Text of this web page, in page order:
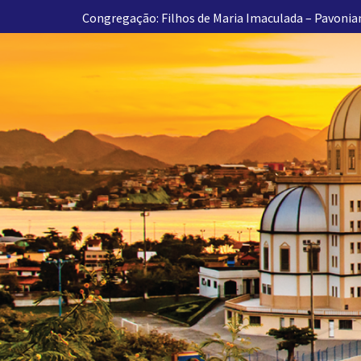
Congregação: Filhos de Maria Imaculada –